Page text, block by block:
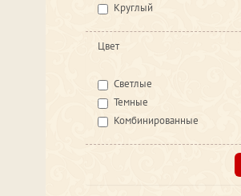
Круглый
Цвет
Светлые
Темные
Комбинированные